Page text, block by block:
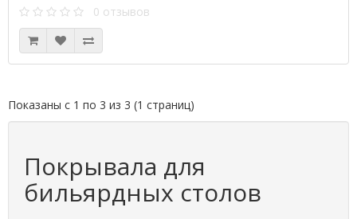
0 отзывов
Показаны с 1 по 3 из 3 (1 страниц)
Покрывала для
бильярдных столов